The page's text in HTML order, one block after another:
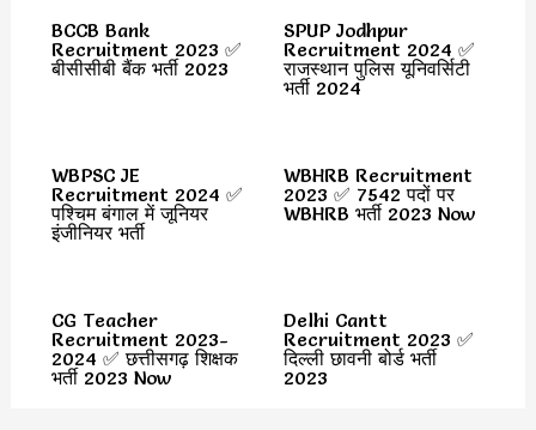
BCCB Bank
Recruitment 2023 ✅
बीसीसीबी बैंक भर्ती 2023
SPUP Jodhpur
Recruitment 2024 ✅
राजस्थान पुलिस यूनिवर्सिटी
भर्ती 2024
WBPSC JE
Recruitment 2024 ✅
पश्चिम बंगाल में जूनियर
इंजीनियर भर्ती
WBHRB Recruitment
2023 ✅ 7542 पदों पर
WBHRB भर्ती 2023 Now
CG Teacher
Recruitment 2023-
2024 ✅ छत्तीसगढ़ शिक्षक
भर्ती 2023 Now
Delhi Cantt
Recruitment 2023 ✅
दिल्ली छावनी बोर्ड भर्ती
2023